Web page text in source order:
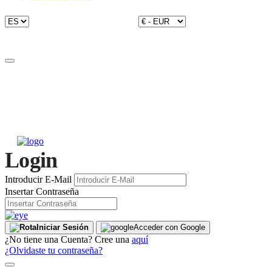
Login
Introducir E-Mail
Insertar Contraseña
Iniciar Sesión Acceder con Google
¿No tiene una Cuenta? Cree una aquí
¿Olvidaste tu contraseña?